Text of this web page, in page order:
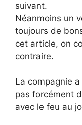
suivant.
Néanmoins un
toujours de
cet article, on
contraire.
La compagnie
pas forcément
avec le feu au